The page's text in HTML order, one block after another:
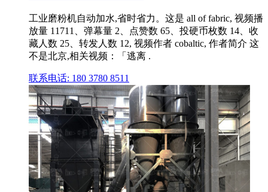
工业磨粉机自动加水,省时省力。这是 all of fabric, 视频播
放量 11711、弹幕量 2、点赞数 65、投硬币枚数 14、收
藏人数 25、转发人数 12, 视频作者 cobaltic, 作者简介 这
不是北京,相关视频：「逃离 .
联系电话: 180 3780 8511